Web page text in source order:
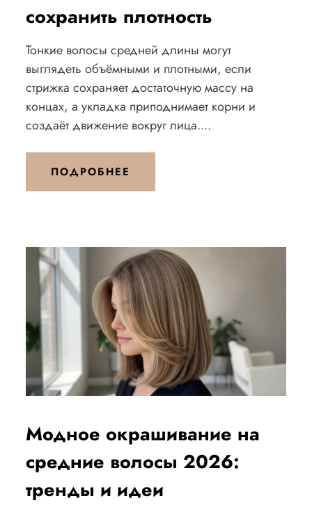
сохранить плотность
Тонкие волосы средней длины могут
выглядеть объёмными и плотными, если
стрижка сохраняет достаточную массу на
концах, а укладка приподнимает корни и
создаёт движение вокруг лица....
ПОДРОБНЕЕ
Модное окрашивание на
средние волосы 2026:
тренды и идеи